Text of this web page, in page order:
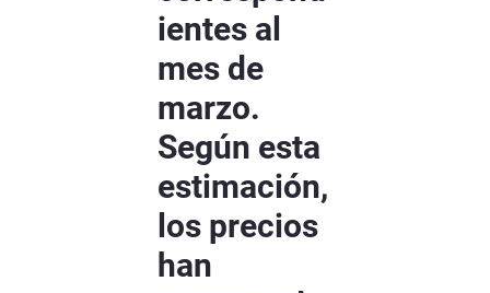
ientes al
mes de
marzo.
Según esta
estimación,
los precios
han